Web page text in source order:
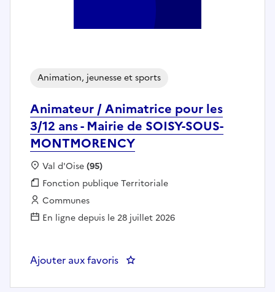
Animateur / Animatrice pour les
3/12 ans - Mairie de SOISY-SOUS-
MONTMORENCY
Animation, jeunesse et sports
Localisation :
Val d'Oise(95)
Fonction publique :
Fonction publique Territoriale
Employeur :
Communes
En ligne depuis le 28 juillet 2026
Ajouter aux favoris